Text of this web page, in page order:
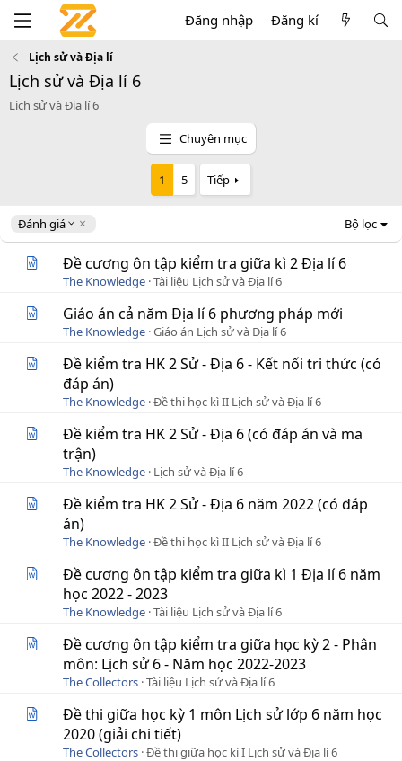
Đăng nhập Đăng kí
Lịch sử và Địa lí
Lịch sử và Địa lí 6
Lịch sử và Địa lí 6
Chuyên mục
1 5 Tiếp
Đánh giá
D
e
Bộ lọc
Đề cương ôn tập kiểm tra giữa kì 2 Địa lí 6
The Knowledge Tài liệu Lịch sử và Địa lí 6
Giáo án cả năm Địa lí 6 phương pháp mới
The Knowledge Giáo án Lịch sử và Địa lí 6
Đề kiểm tra HK 2 Sử - Địa 6 - Kết nối tri thức (có
đáp án)
The Knowledge Đề thi học kì II Lịch sử và Địa lí 6
Đề kiểm tra HK 2 Sử - Địa 6 (có đáp án và ma
trận)
The Knowledge Lịch sử và Địa lí 6
Đề kiểm tra HK 2 Sử - Địa 6 năm 2022 (có đáp
án)
The Knowledge Đề thi học kì II Lịch sử và Địa lí 6
Đề cương ôn tập kiểm tra giữa kì 1 Địa lí 6 năm
học 2022 - 2023
The Knowledge Tài liệu Lịch sử và Địa lí 6
Đề cương ôn tập kiểm tra giữa học kỳ 2 - Phân
môn: Lịch sử 6 - Năm học 2022-2023
The Collectors Tài liệu Lịch sử và Địa lí 6
Đề thi giữa học kỳ 1 môn Lịch sử lớp 6 năm học
2020 (giải chi tiết)
The Collectors Đề thi giữa học kì I Lịch sử và Địa lí 6